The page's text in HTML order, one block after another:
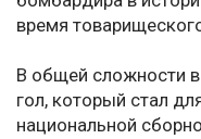
время
В общей сложности
гол, который стал
национальной